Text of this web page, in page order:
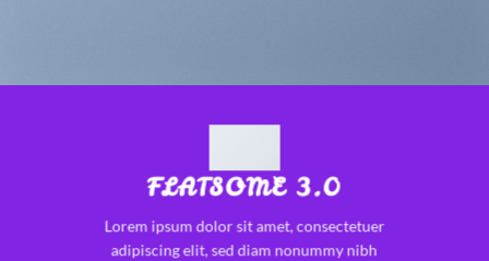
FLATSOME 3.0
Lorem ipsum dolor sit amet, consectetuer
adipiscing elit, sed diam nonummy nibh